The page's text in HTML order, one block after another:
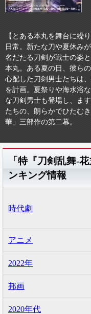
【とある本丸を舞台に繰
日常。新たな刀や夏休み
名だたる刀剣が戦士の姿
本丸。ある夏の日、彼ら
心配した刀剣男士たちは
を計画。夏祭りや海水浴
な刀剣男士も登場し、ま
たちの、朗らかでひたむ
華」三部作の第二幕。
「特『刀剣乱舞‐
ンキング情報
時代劇
アニメ
2022年
邦画
2020年代